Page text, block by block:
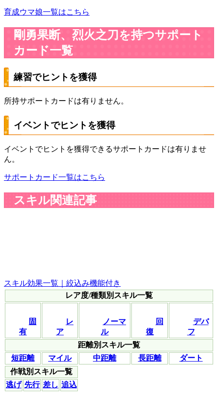
育成ウマ娘一覧はこちら
剛勇果断、烈火之刀を持つサポート
カード一覧
練習でヒントを獲得
所持サポートカードは有りません。
イベントでヒントを獲得
イベントでヒントを獲得できるサポートカードは有りませ
ん。
サポートカード一覧はこちら
スキル関連記事
スキル効果一覧｜絞込み機能付き
レア度/種類別スキル一覧
固
有
レ
ア
ノーマ
ル
回
復
デバ
フ
距離別スキル一覧
短距離
マイル 中距離 長距離
ダート
作戦別スキル一覧
逃げ 先行 差し 追込